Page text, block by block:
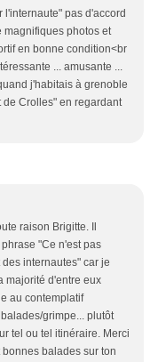
l'internaute" pas d'accord
magnifiques photos et
en bonne condition<br
... amusante ...
j'habitais à grenoble
Crolles" en regardant
raison Brigitte. Il
"Ce n'est pas
internautes" car je
majorité d'entre eux
au contemplatif
grimpe... plutôt
tel ou tel itinéraire. Merci
balades sur ton